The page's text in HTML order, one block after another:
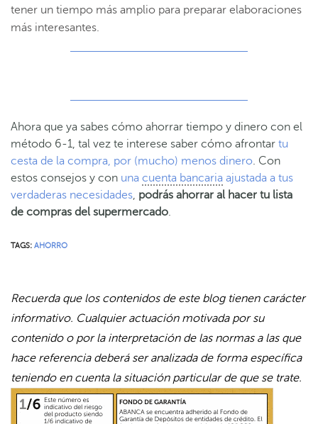
tener un tiempo más amplio para preparar elaboraciones
más interesantes.
Ahora que ya sabes cómo ahorrar tiempo y dinero con el
método 6-1, tal vez te interese saber cómo afrontar tu
cesta de la compra, por (mucho) menos dinero. Con
estos consejos y con una cuenta bancaria ajustada a tus
verdaderas necesidades, podrás ahorrar al hacer tu lista
de compras del supermercado.
TAGS: AHORRO
Recuerda que los contenidos de este blog tienen carácter
informativo. Cualquier actuación motivada por su
contenido o por la interpretación de las normas a las que
hace referencia deberá ser analizada de forma específica
teniendo en cuenta la situación particular de que se trate.